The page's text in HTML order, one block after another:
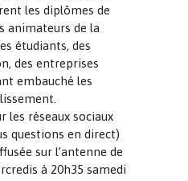
les diplômes de
animateurs de la
étudiants, des
des entreprises
embauché les
les réseaux sociaux
questions en direct)
sur l’antenne de
à 20h35 samedi